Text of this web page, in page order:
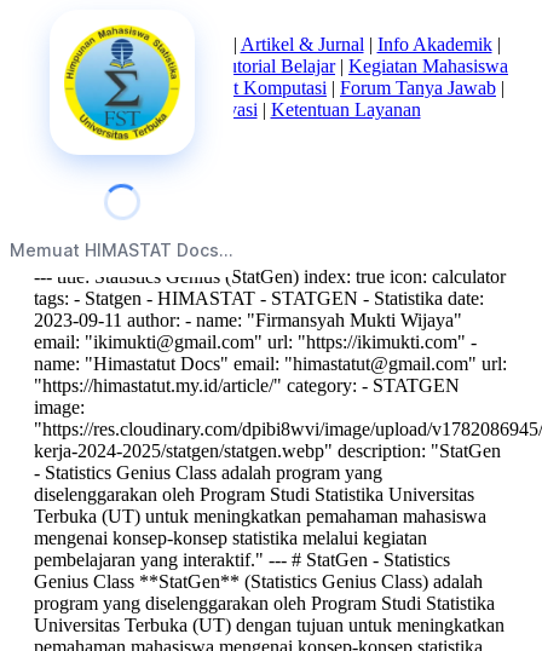
Memuat HIMASTAT Docs...
Beranda|Tentang Kami | Artikel & Jurnal | Info Akademik|
Mata Kuliah Statistika
Tutorial Belajar| Kegiatan Mahasiswa
Struktur Himpunan Alat Komputasi | Forum Tanya Jawab |
Kebijakan Privasi | Ketentuan Layanan
index
--- title: Statistics Genius (StatGen) index: true icon: calculator
tags: - Statgen - HIMASTAT - STATGEN - Statistika date:
2023-09-11 author: - name: "Firmansyah Mukti Wijaya"
email: "ikimukti@gmail.com" url: "https://ikimukti.com" -
name: "Himastatut Docs" email: "himastatut@gmail.com" url:
"https://himastatut.my.id/article/" category: - STATGEN
image:
"https://res.cloudinary.com/dpibi8wvi/image/upload/
kerja-2024-2025/statgen/statgen.webp" description: "StatGen
- Statistics Genius Class adalah program yang
diselenggarakan oleh Program Studi Statistika Universitas
Terbuka (UT) untuk meningkatkan pemahaman mahasiswa
mengenai konsep-konsep statistika melalui kegiatan
pembelajaran yang interaktif." --- # StatGen - Statistics
Genius Class **StatGen** (Statistics Genius Class) adalah
program yang diselenggarakan oleh Program Studi Statistika
Universitas Terbuka (UT) dengan tujuan untuk meningkatkan
pemahaman mahasiswa mengenai konsep-konsep statistika